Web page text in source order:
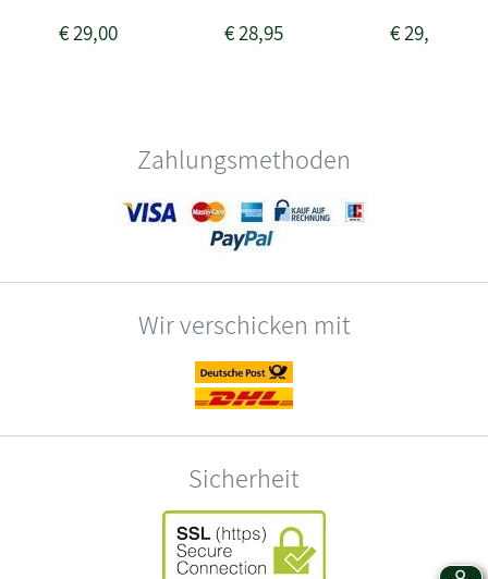
€29,00 €28,95 €29,00
Zahlungsmethoden
Wir verschicken mit
Sicherheit